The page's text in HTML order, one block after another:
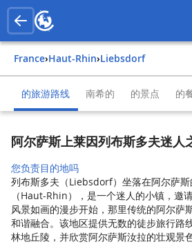
France› Haut-Rhin› Liebsdorf
的旅游路线 南希的 的景点 的
阿尔萨斯上莱因列布斯多夫迷人
您负责目的地吗
列布斯多夫（Liebsdorf）坐落在阿尔萨
（Haut-Rhin），是一个迷人的小镇，邀
风景如画的漫步开始，那里传统的阿尔萨
和谐融合。该地区提供无数的徒步旅行路
林地丘陵，并欣赏阿尔萨斯汝拉的壮观景色